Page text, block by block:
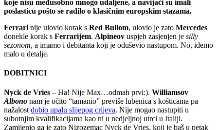
koje nisu međusobno mnogo udaljene, a navijači su imali
poslasticu pošto se radilo o klasičnim europskim stazama.
Ferrari nije ulovio korak s Red Bullom, ulovio je zato Mercedes
donekle korak s Ferrarijem. Alpineov uspjeh zasjenjen je silly
sezonom, a imamo i debitanta koji je oduševio nastupom. No, idemo
malo u detalje.
DOBITNICI
Nyck de Vries – Ha! Nije Max…odmah prvi:). Williamsov
Albono nam je očito “tamanio” previše lubenica s košticama pa
nažalost dobio upalu slijepog crijeva. Nije mogao nastupiti u
subotnjim kvalifikacijama kao ni u nedjeljnoj utrci u Italiji.
Zamijenio ga je zato Nizozemac Nyck de Vries, koji je baš u petak